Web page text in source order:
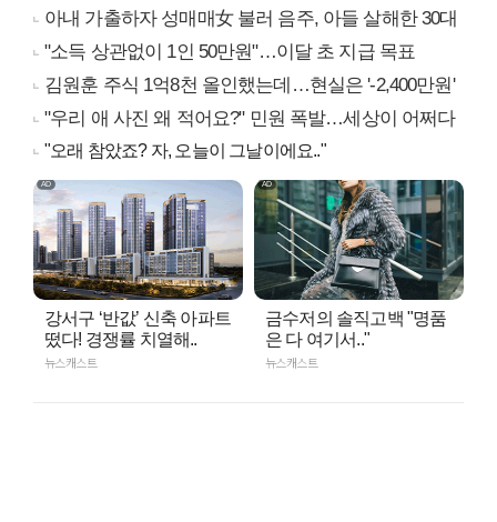
아내 가출하자 성매매女 불러 음주, 아들 살해한 30대
"소득 상관없이 1인 50만원"…이달 초 지급 목표
김원훈 주식 1억8천 올인했는데…현실은 '-2,400만원'
"우리 애 사진 왜 적어요?" 민원 폭발…세상이 어쩌다
"오래 참았죠? 자, 오늘이 그날이에요.."
강서구 ‘반값’ 신축 아파트
떴다! 경쟁률 치열해..
뉴스캐스트
금수저의 솔직고백 "명품
은 다 여기서.."
뉴스캐스트